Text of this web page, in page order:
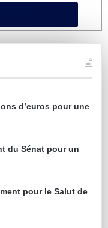
d’euros pour une
du Sénat pour un
pour le Salut de